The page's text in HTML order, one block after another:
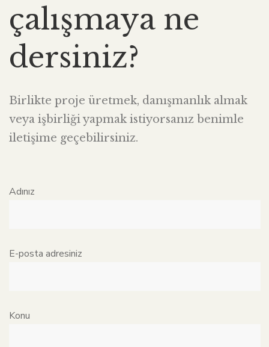
çalışmaya ne
dersiniz?
Birlikte proje üretmek, danışmanlık almak
veya işbirliği yapmak istiyorsanız benimle
iletişime geçebilirsiniz.
Adınız
E-posta adresiniz
Konu